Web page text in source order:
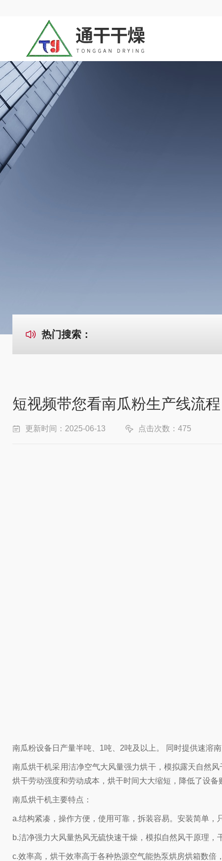
热门搜索：
短视频带您看南瓜粉生产线流程
更新时间：2025-06-13 点击次数：475
南瓜粉设备日产量半吨、1吨、2吨及以上。 同时提供速溶
南瓜烘干机采用洁净空气大风量强力烘干，模拟露天自然
烘干劳动强度和劳动成本，烘干时间大大缩短，降低了设
南瓜烘干机主要特点：
a.结构紧凑，操作方便，使用可靠，拆装容易。安装简单，
b.洁净强力大风量热风无硫快速干燥，模拟自然风干原理
c.效率高，烘干效率高于各种热源空气能热泵烘房烘箱数